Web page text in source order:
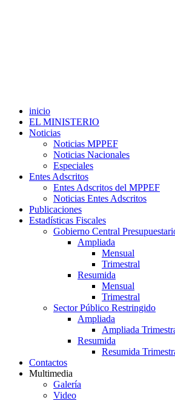
inicio
EL MINISTERIO
Noticias
Noticias MPPEF
Noticias Nacionales
Especiales
Entes Adscritos
Entes Adscritos del MPPEF
Noticias Entes Adscritos
Publicaciones
Estadísticas Fiscales
Gobierno Central
Ampliada
Mensual
Trimestral
Resumida
Mensual
Trimestral
Sector Público Restringido
Ampliada
Ampliada
Resumida
Resumida
Contactos
Multimedia
Galería
Video